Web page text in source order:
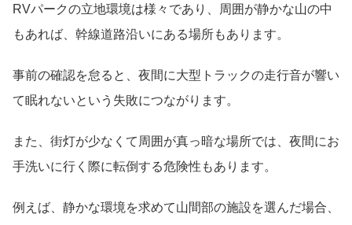
RVパークの立地環境は様々であり、周囲が静かな山の中
もあれば、幹線道路沿いにある場所もあります。
事前の確認を怠ると、夜間に大型トラックの走行音が響い
て眠れないという失敗につながります。
また、街灯が少なくて周囲が真っ暗な場所では、夜間にお
手洗いに行く際に転倒する危険性もあります。
例えば、静かな環境を求めて山間部の施設を選んだ場合、